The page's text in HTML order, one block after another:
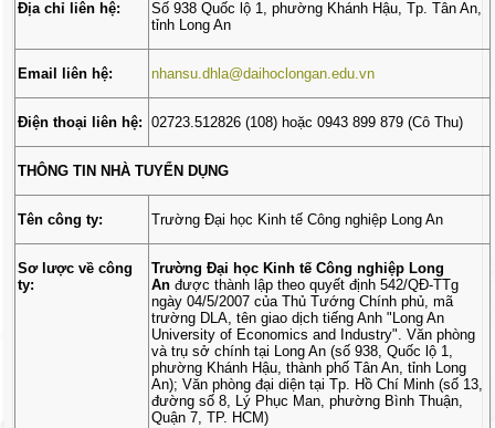
Địa chỉ liên hệ:
Số 938 Quốc lộ 1, phường Khánh Hậu, Tp. Tân An,
tỉnh Long An
Email liên hệ: nhansu.dhla@daihoclongan.edu.vn
Điện thoại liên hệ: 02723.512826 (108) hoặc 0943 899 879 (Cô Thu)
THÔNG TIN NHÀ TUYỂN DỤNG
Tên công ty: Trường Đại học Kinh tế Công nghiệp Long An
Sơ lược về công
ty:
Trường Đại học Kinh tế Công nghiệp Long
An được thành lập theo quyết định 542/QĐ-TTg
ngày 04/5/2007 của Thủ Tướng Chính phủ, mã
trường DLA, tên giao dịch tiếng Anh "Long An
University of Economics and Industry". Văn phòng
và trụ sở chính tại Long An (số 938, Quốc lộ 1,
phường Khánh Hậu, thành phố Tân An, tỉnh Long
An); Văn phòng đại diện tại Tp. Hồ Chí Minh (số 13,
đường số 8, Lý Phục Man, phường Bình Thuận,
Quận 7, TP. HCM)